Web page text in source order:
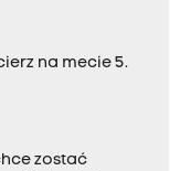
na mecie 5.
zostać